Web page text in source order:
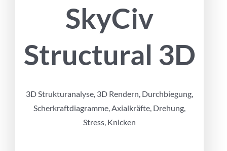
SkyCiv
Structural 3D
3D Strukturanalyse, 3D Rendern, Durchbiegung,
Scherkraftdiagramme, Axialkräfte, Drehung,
Stress, Knicken